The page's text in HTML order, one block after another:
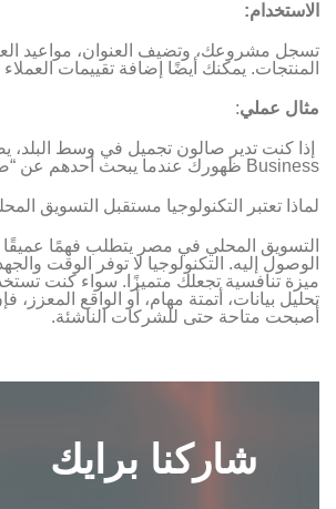
الاستخدام:
تسجل مشروعك، وتضيف العنوان، مواعيد
المنتجات. يمكنك أيضًا إضافة تقييمات العملاء
مثال عملي
Business ظهورك عندما يبحث أحدهم عن “صالون قريب مني”.
لماذا تعتبر التكنولوجيا مستقبل التسويق
التسويق المحلي في مصر يتطلب فهمًا
الوصول إليه. التكنولوجيا لا توفر الوقت
ميزة تنافسية تجعلك متميزًا. سواء كنت
تحليل بيانات، أتمتة مهام، أو الواقع المعزز،
أصبحت متاحة حتى للشركات الناشئة.
شاركنا برايك